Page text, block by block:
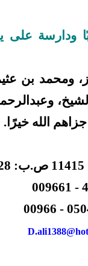
ودارسة على
ومحمد بن
الله خيرًا.